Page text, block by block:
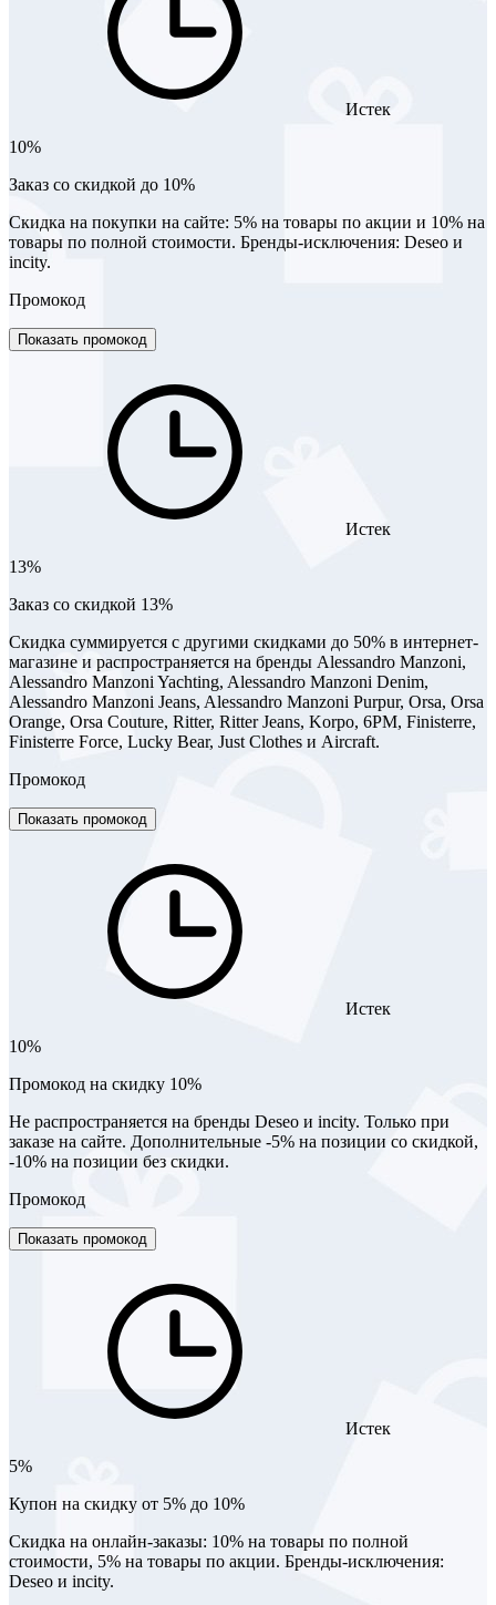
Истек
10%
Заказ со скидкой до 10%
Скидка на покупки на сайте: 5% на товары по акции и 10% на
товары по полной стоимости. Бренды-исключения: Deseo и
incity.
Промокод
Показать промокод
Истек
13%
Заказ со скидкой 13%
Скидка суммируется с другими скидками до 50% в интернет-
магазине и распространяется на бренды Alessandro Manzoni,
Alessandro Manzoni Yachting, Alessandro Manzoni Denim,
Alessandro Manzoni Jeans, Alessandro Manzoni Purpur, Orsa, Orsa
Orange, Orsa Couture, Ritter, Ritter Jeans, Korpo, 6PM, Finisterre,
Finisterre Force, Lucky Bear, Just Clothes и Aircraft.
Промокод
Показать промокод
Истек
10%
Промокод на скидку 10%
Не распространяется на бренды Deseo и incity. Только при
заказе на сайте. Дополнительные -5% на позиции со скидкой,
-10% на позиции без скидки.
Промокод
Показать промокод
Истек
5%
Купон на скидку от 5% до 10%
Скидка на онлайн-заказы: 10% на товары по полной
стоимости, 5% на товары по акции. Бренды-исключения:
Deseo и incity.